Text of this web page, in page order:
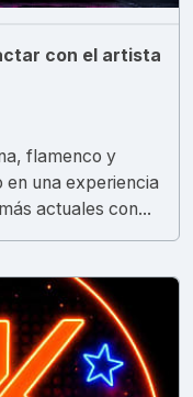
con el artista
flamenco y
en una experiencia
actuales con...